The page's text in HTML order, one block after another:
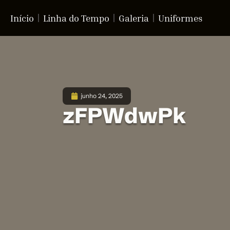
Início Linha do Tempo Galeria Uniformes
junho 24, 2025
zFPWdwPk